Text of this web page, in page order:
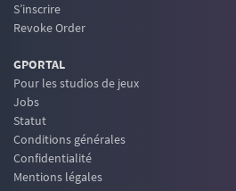
S’inscrire
Revoke Order
GPORTAL
Pour les studios de jeux
Jobs
Statut
Conditions générales
Confidentialité
Mentions légales